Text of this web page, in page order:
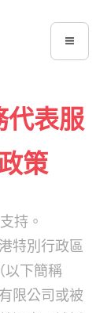
表服
策
持。
特別行政區
以下簡稱
限公司或被